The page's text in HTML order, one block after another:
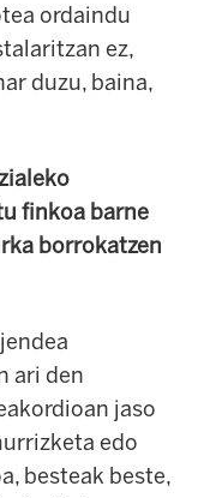
ordaindu
ez,
duzu, baina,
finkoa barne
borrokatzen
ari den
jaso
edo
besteak beste,